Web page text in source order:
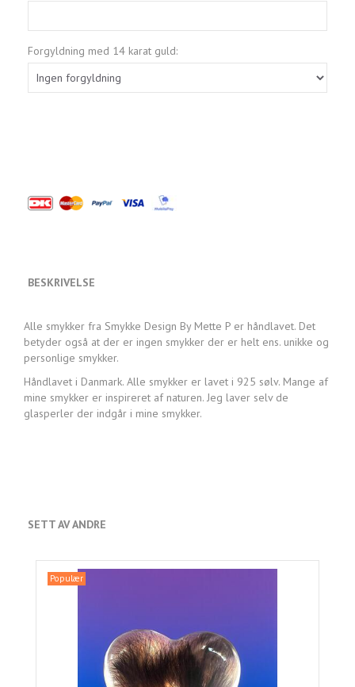
Forgyldning med 14 karat guld:
BESKRIVELSE
Alle smykker fra Smykke Design By Mette P er håndlavet. Det
betyder også at der er ingen smykker der er helt ens. unikke og
personlige smykker.
Håndlavet i Danmark. Alle smykker er lavet i 925 sølv. Mange af
mine smykker er inspireret af naturen. Jeg laver selv de
glasperler der indgår i mine smykker.
SETT AV ANDRE
Populær